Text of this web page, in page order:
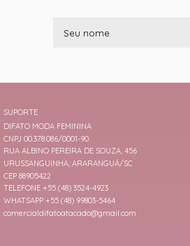
SUPORTE
DIFATO MODA FEMININA
CNPJ 00.378.086/0001-90
RUA ALBINO PEREIRA DE SOUZA, 456
URUSSANGUINHA, ARARANGUÁ/SC
CEP 88905422
TELEFONE +55 (48) 3524-4923
WHATSAPP +55 (48) 99803-5464
comercialdifatoatacado@gmail.com